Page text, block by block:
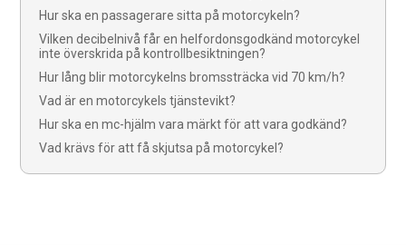
Hur ska en passagerare sitta på motorcykeln?
Vilken decibelnivå får en helfordonsgodkänd motorcykel
inte överskrida på kontrollbesiktningen?
Hur lång blir motorcykelns bromssträcka vid 70 km/h?
Vad är en motorcykels tjänstevikt?
Hur ska en mc-hjälm vara märkt för att vara godkänd?
Vad krävs för att få skjutsa på motorcykel?